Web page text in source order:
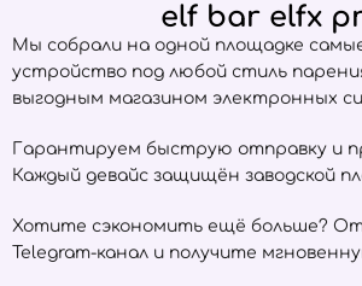
elf bar elfx
Мы собрали на одной площадке
устройство под любой стиль
выгодным магазином электронных
Гарантируем быструю отправку и
Каждый девайс защищён заводской
Хотите сэкономить ещё больше?
Telegram-канал и получите